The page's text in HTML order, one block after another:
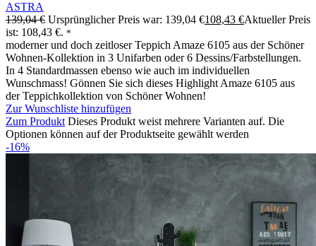
ASTRA
139,04€ Ursprünglicher Preis war: 139,04 €108,43 €Aktueller Preis
ist: 108,43 €. *
moderner und doch zeitloser Teppich Amaze 6105 aus der Schöner
Wohnen-Kollektion in 3 Unifarben oder 6 Dessins/Farbstellungen.
In 4 Standardmassen ebenso wie auch im individuellen
Wunschmass! Gönnen Sie sich dieses Highlight Amaze 6105 aus
der Teppichkollektion von Schöner Wohnen!
Zur Wunschliste hinzufügen
Zum Produkt Dieses Produkt weist mehrere Varianten auf. Die
Optionen können auf der Produktseite gewählt werden
-16%